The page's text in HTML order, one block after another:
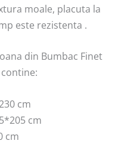
moale, placuta la
este rezistenta .
din Bumbac Finet
cm
cm
cm